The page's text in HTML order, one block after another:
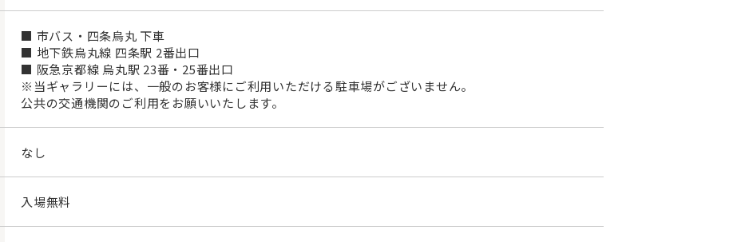
■ 市バス・四条烏丸 下車
■ 地下鉄烏丸線 四条駅 2番出口
■ 阪急京都線 烏丸駅 23番・25番出口
※当ギャラリーには、一般のお客様にご利用いただける駐車場がございません。
公共の交通機関のご利用をお願いいたします。
なし
入場無料